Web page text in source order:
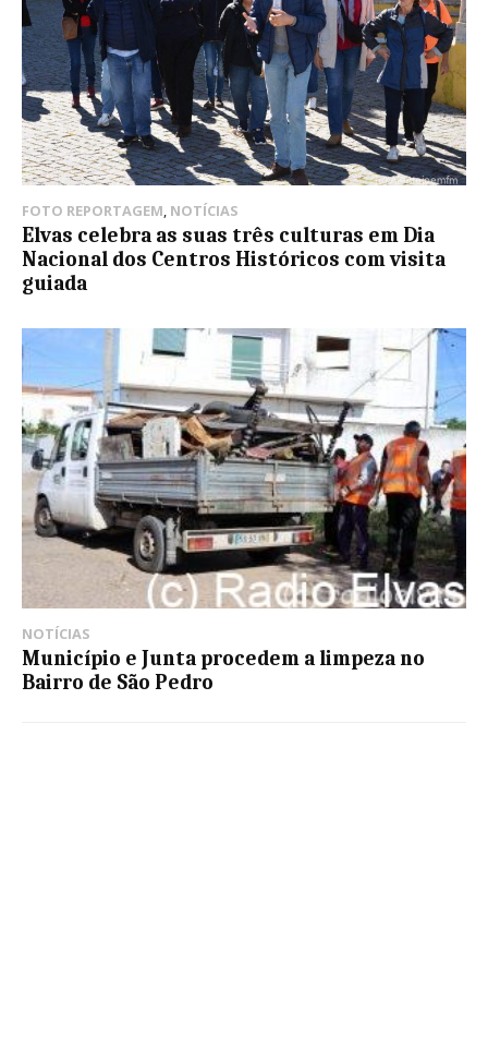
FOTO REPORTAGEM, NOTÍCIAS
Elvas celebra as suas três culturas em Dia
Nacional dos Centros Históricos com visita
guiada
NOTÍCIAS
Município e Junta procedem a limpeza no
Bairro de São Pedro